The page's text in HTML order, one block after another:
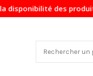
des produits avant